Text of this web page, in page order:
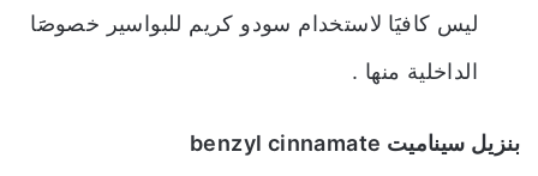
ليس كافيََا لاستخدام سودو كريم للبواسير خصوصََا
الداخلية منها .
بنزيل سيناميت benzyl cinnamate